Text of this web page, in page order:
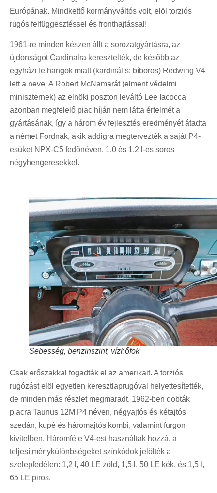
Európának. Mindkettő kormányváltós volt, elöl torziós
rugós felfüggesztéssel és fronthajtással!
1961-re minden készen állt a sorozatgyártásra, az
újdonságot Cardinalra keresztelték, de később az
egyházi felhangok miatt (kardinális: bíboros) Redwing V4
lett a neve. A Robert McNamarát (elment védelmi
miniszternek) az elnöki poszton leváltó Lee Iacocca
azonban megfelelő piac híján nem látta értelmét a
gyártásának, így a három év fejlesztés eredményét átadta
a német Fordnak, akik addigra megtervezték a saját P4-
esüket NPX-C5 fedőnéven, 1,0 és 1,2 l-es soros
négyhengeresekkel.
Sebesség, benzinszint, vízhőfok
Csak erőszakkal fogadták el az amerikait. A torziós
rugózást elöl egyetlen keresztlaprugóval helyettesítették,
de minden más részlet megmaradt. 1962-ben dobták
piacra Taunus 12M P4 néven, négyajtós és kétajtós
szedán, kupé és háromajtós kombi, valamint furgon
kivitelben. Háromféle V4-est használtak hozzá, a
teljesítménykülönbségeket színkódok jelölték a
szelepfedélen: 1,2 l, 40 LE zöld, 1,5 l, 50 LE kék, és 1,5 l,
65 LE piros.